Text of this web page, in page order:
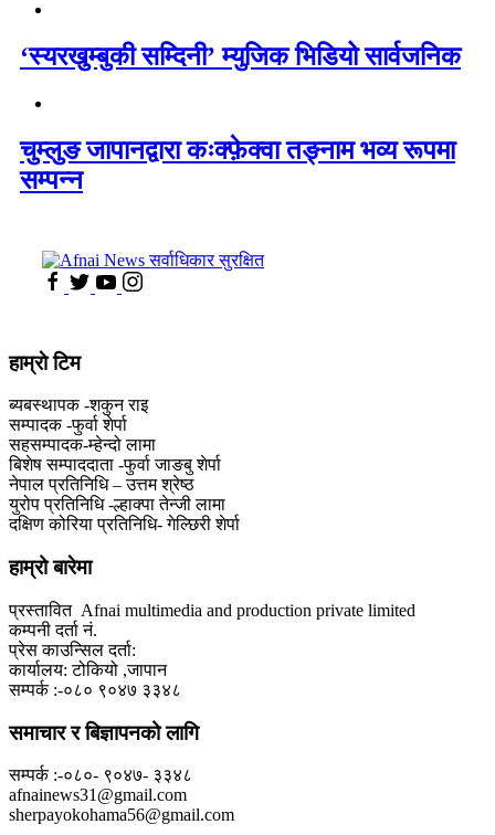
‘स्यरखुम्बुकी सम्दिनी’ म्युजिक भिडियो सार्वजनिक
चुम्लुङ जापानद्वारा कःक्फ़ेक्वा तङ्नाम भव्य रूपमा
सम्पन्न
हाम्राे टिम
ब्यबस्थापक -शकुन राइ
सम्पादक -फुर्वा शेर्पा
सहसम्पादक-म्हेन्दो लामा
‍बिशेष सम्पाददाता -फुर्वा जा‌ङबु शेर्पा
नेपाल प्रतिनिधि – उत्तम श्रेष्ठ
युरोप प्रतिनिधि -ल्हाक्पा तेन्जी लामा
दक्षिण कोरिया प्रतिनिधि- गेल्छिरी शेर्पा
हाम्रो बारेमा
प्रस्तावित Afnai multimedia and production private limited
कम्पनी दर्ता नं.
प्रेस काउन्सिल दर्ता:
कार्यालय: टोकियो ,जापान
सम्पर्क :-०८० ९०४७ ३३४८
समाचार र बिज्ञापनको लागि
सम्पर्क :-०८०- ९०४७- ३३४८
afnainews31@gmail.com
sherpayokohama56@gmail.com